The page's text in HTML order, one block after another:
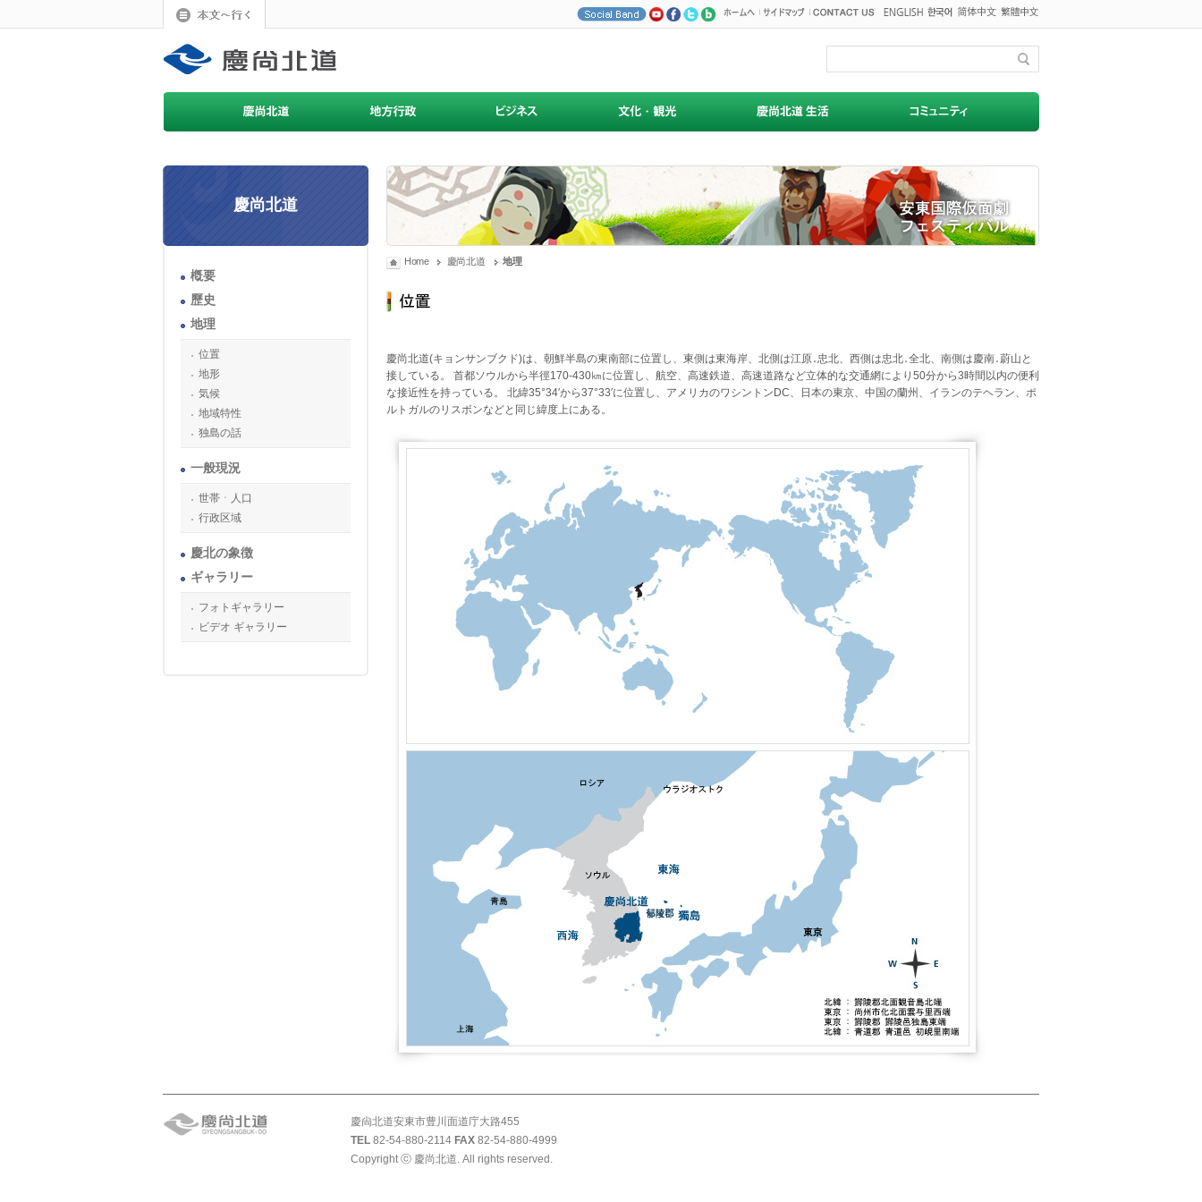
慶尚北道
槪要
歷史
地理
位置
地形
気候
地域特性
独島の話
一般現況
世帯ㆍ人口
行政区域
慶北の象徴
ギャラリー
フォトギャラリー
ビデオ ギャラリー
Home 慶尚北道 地理
慶尚北道(キョンサンブクド)は、朝鮮半島の東南部に位置し、東側は東海岸、北側は江原․忠北、西側は忠北․全北、南側は慶南․蔚山と
接している。 首都ソウルから半徑170-430㎞に位置し、航空、高速鉄道、高速道路など立体的な交通網により50分から3時間以内の便利
な接近性を持っている。 北緯35°34′から37°33′に位置し、アメリカのワシントンDC、日本の東京、中国の蘭州、イランのテヘラン、ポ
ルトガルのリスボンなどと同じ緯度上にある。
慶尙北道安東市豊川面道庁大路455
TEL 82-54-880-2114 FAX 82-54-880-4999
Copyright ⓒ 慶尚北道. All rights reserved.